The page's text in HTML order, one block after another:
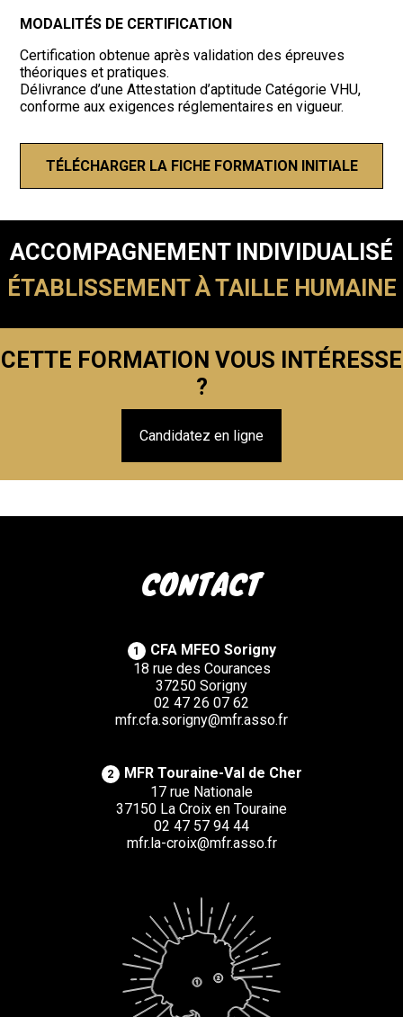
MODALITÉS DE CERTIFICATION
Certification obtenue après validation des épreuves
théoriques et pratiques.
Délivrance d’une Attestation d’aptitude Catégorie VHU,
conforme aux exigences réglementaires en vigueur.
TÉLÉCHARGER LA FICHE FORMATION INITIALE
ACCOMPAGNEMENT INDIVIDUALISÉ
ÉTABLISSEMENT À TAILLE HUMAINE
CETTE FORMATION VOUS INTÉRESSE
?
Candidatez en ligne
CONTACT
1
CFA MFEO Sorigny
18 rue des Courances
37250 Sorigny
02 47 26 07 62
mfr.cfa.sorigny@mfr.asso.fr
2
MFR Touraine-Val de Cher
17 rue Nationale
37150 La Croix en Touraine
02 47 57 94 44
mfr.la-croix@mfr.asso.fr